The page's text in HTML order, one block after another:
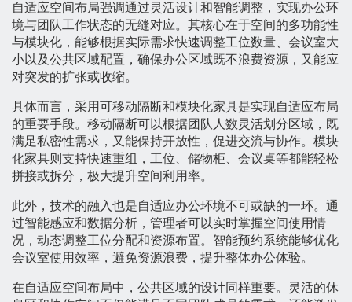
自适应空间布局强调通过灵活设计和智能调整，实现办公环
境与团队工作状态的无缝对应。其核心在于空间的多功能性
与模块化，能够根据实际需求快速调整工位数量、会议室大
小以及公共区域配置，确保办公区域既不浪费资源，又能应
对突发的扩张或收缩。
具体而言，采用可移动隔断和模块化家具是实现自适应布局
的重要手段。移动隔断可以根据团队人数灵活划分区域，既
满足私密性需求，又能保持开放性，促进交流与协作。模块
化家具则支持快速重组，工位、储物柜、会议桌等都能轻松
拼接或拆分，极大提升空间利用率。
此外，技术的融入也是自适应办公环境不可或缺的一环。通
过智能感应和数据分析，管理者可以实时掌握空间使用情
况，动态调整工位分配和资源布置。智能预约系统能够优化
会议室使用效率，避免资源浪费，提升整体办公体验。
在自适应空间布局中，公共区域的设计同样重要。灵活的休